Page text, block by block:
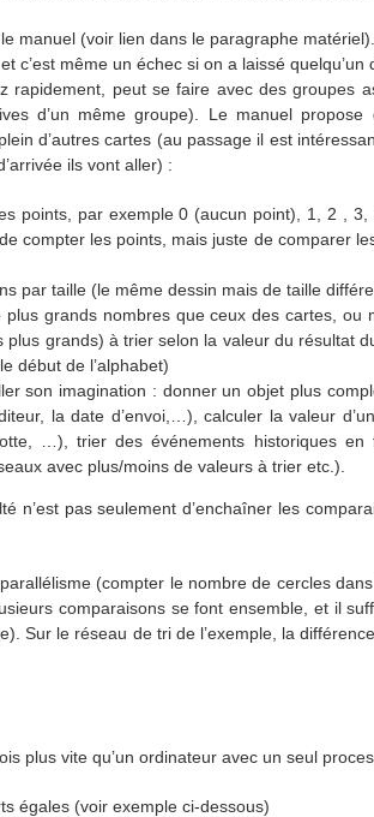
manuel (voir lien dans le paragraphe
c’est même un échec si on a laissé
rapidement, peut se faire avec des
d’un même groupe). Le manuel
d’autres cartes (au passage il est
ils vont aller) :
points, par exemple 0 (aucun point), 1, 2 ,
compter les points, mais juste de comparer
par taille (le même dessin mais de taille
grands nombres que ceux des cartes, ou
grands) à trier selon la valeur du résultat
début de l’alphabet)
son imagination : donner un objet plus
la date d’envoi,…), calculer la valeur
…), trier des événements historiques
avec plus/moins de valeurs à trier etc.).
n’est pas seulement d’enchaîner les
(compter le nombre de cercles
comparaisons se font ensemble, et il
Sur le réseau de tri de l’exemple, la
plus vite qu’un ordinateur avec un seul
égales (voir exemple ci-dessous)